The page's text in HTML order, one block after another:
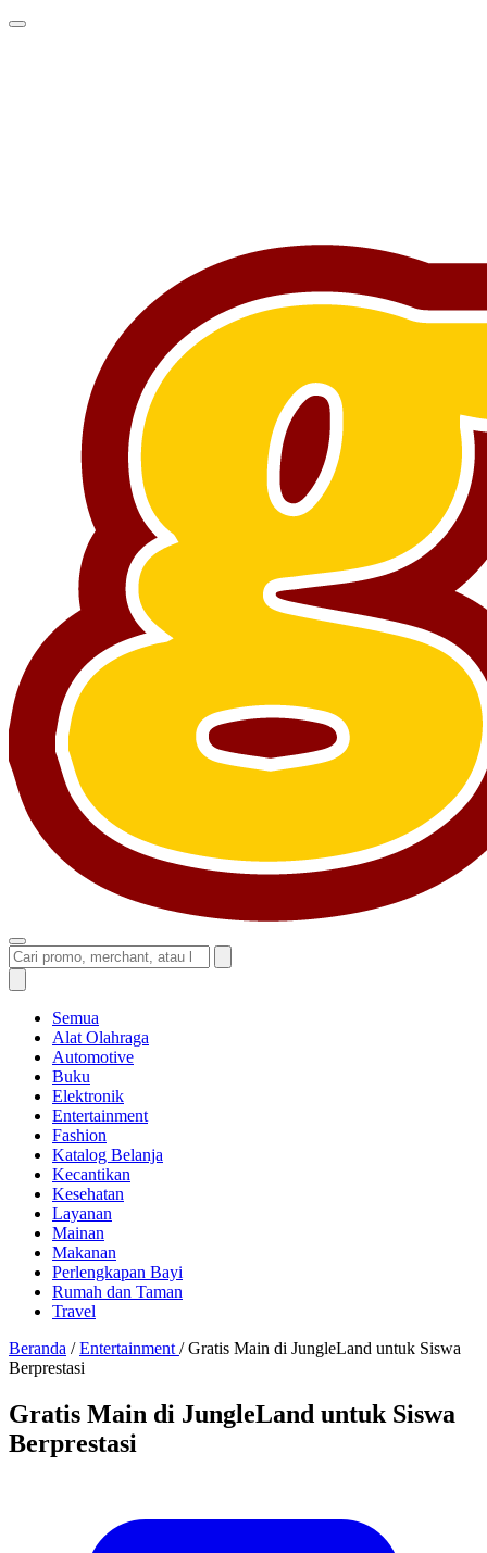
Semua
Alat Olahraga
Automotive
Buku
Elektronik
Entertainment
Fashion
Katalog Belanja
Kecantikan
Kesehatan
Layanan
Mainan
Makanan
Perlengkapan Bayi
Rumah dan Taman
Travel
Beranda / Entertainment / Gratis Main di JungleLand untuk Siswa
Berprestasi
Gratis Main di JungleLand untuk Siswa
Berprestasi